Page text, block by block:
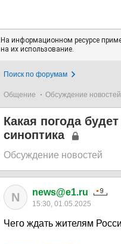
На информационном ресурсе
на их использование.
Поиск по форумам
Общение Обсуждение новостей
Какая погода
синоптика
Обсуждение новостей
N news@e1.ru
15:30, 01.05.2025
Чего ждать жителям